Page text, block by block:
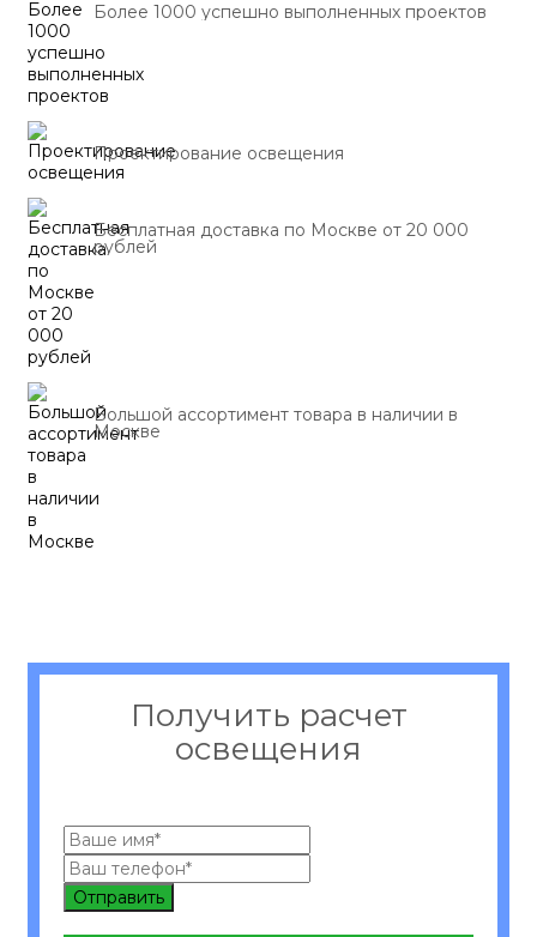
Более 1000 успешно выполненных проектов
Проектирование освещения
Бесплатная доставка по Москве от 20 000
рублей
Большой ассортимент товара в наличии в
Москве
Получить расчет
освещения
Отправить